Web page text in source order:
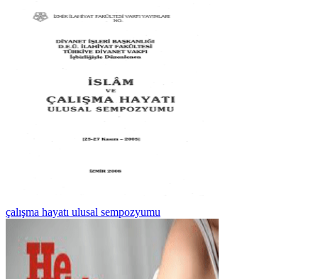
çalışma hayatı ulusal sempozyumu